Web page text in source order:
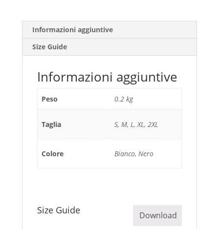
Informazioni aggiuntive
Size Guide
Informazioni aggiuntive
Peso 0.2 kg
Taglia S, M, L, XL, 2XL
Colore Bianco, Nero
Size Guide Download